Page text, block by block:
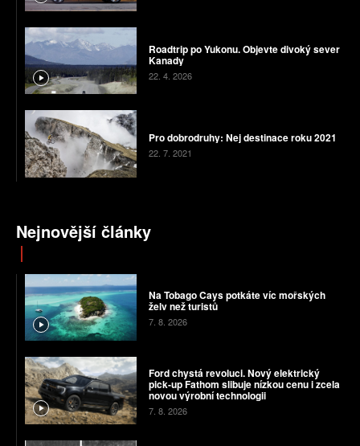
Roadtrip po Yukonu. Objevte divoký sever
Kanady
22. 4. 2026
Pro dobrodruhy: Nej destinace roku 2021
22. 7. 2021
Nejnovější články
Na Tobago Cays potkáte víc mořských
želv než turistů
7. 8. 2026
Ford chystá revoluci. Nový elektrický
pick-up Fathom slibuje nízkou cenu i zcela
novou výrobní technologii
7. 8. 2026